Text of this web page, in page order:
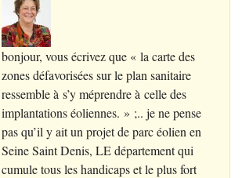
bonjour, vous écrivez que « la carte des
zones défavorisées sur le plan sanitaire
ressemble à s’y méprendre à celle des
implantations éoliennes. » ;.. je ne pense
pas qu’il y ait un projet de parc éolien en
Seine Saint Denis, LEdépartement qui
cumule tous les handicaps et le plus fort